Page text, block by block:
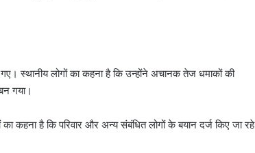
स्थानीय लोगों का कहना है कि उन्होंने अचानक तेज धमाकों की
गया।
कहना है कि परिवार और अन्य संबंधित लोगों के बयान दर्ज किए जा रहे